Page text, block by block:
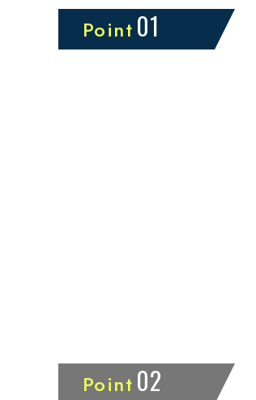
Point 01
Point 02